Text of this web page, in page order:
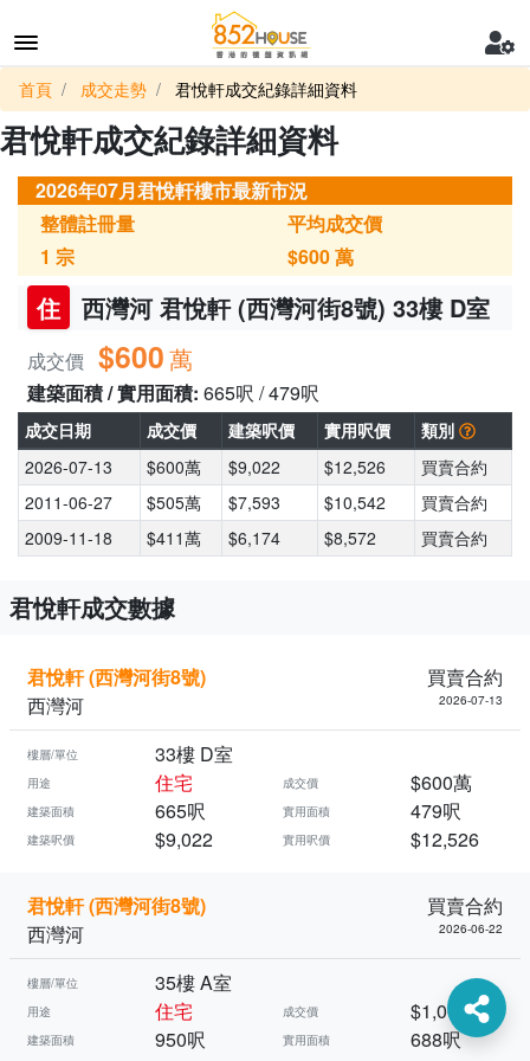
首頁 成交走勢 君悅軒成交紀錄詳細資料
君悅軒成交紀錄詳細資料
2026年07月君悅軒樓市最新市況
整體註冊量
1 宗
平均成交價
$600萬
住 西灣河 君悅軒 (西灣河街8號) 33樓 D室
成交價 $600萬
建築面積 / 實用面積: 665呎 / 479呎
成交日期 成交價 建築呎價 實用呎價
類別
2026-07-13
$600萬 $9,022 $12,526
買賣合約
2011-06-27
$505萬 $7,593 $10,542
買賣合約
2009-11-18
$411萬 $6,174 $8,572 買賣合約
君悅軒成交數據
君悅軒 (西灣河街8號)
買賣合約
西灣河
2026-07-13
樓層/單位 33樓 D室
用途 住宅 成交價 $600萬
建築面積 665呎 實用面積 479呎
建築呎價 $9,022 實用呎價 $12,526
君悅軒 (西灣河街8號)
買賣合約
西灣河
2026-06-22
樓層/單位 35樓 A室
用途 住宅 成交價 $1,060萬
建築面積 950呎 實用面積 688呎